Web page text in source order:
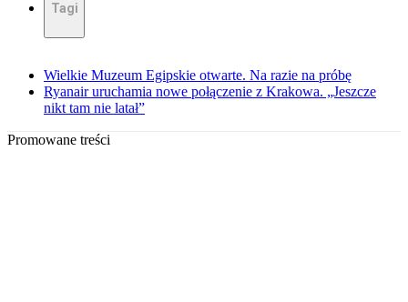
Tagi
Wielkie Muzeum Egipskie otwarte. Na razie na próbę
Ryanair uruchamia nowe połączenie z Krakowa. „Jeszcze
nikt tam nie latał”
Promowane treści